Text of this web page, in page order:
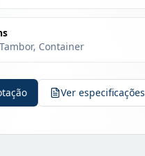
Container
Ver especificações